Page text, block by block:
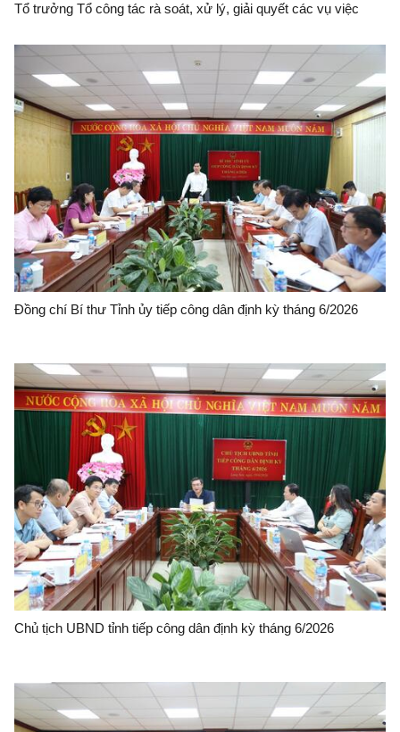
Tổ trưởng Tổ công tác rà soát, xử lý, giải quyết các vụ việc
Lạng Sơn tổ chức đối thoại với bà Nông Thị Hoà.
Đồng chí Bí thư Tỉnh ủy tiếp công dân định kỳ tháng 6/2026
Chủ tịch UBND tỉnh tiếp công dân định kỳ tháng 6/2026